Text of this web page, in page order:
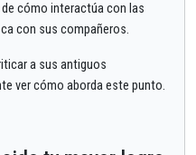
cómo interactúa con las
con sus compañeros.
a sus antiguos
ver cómo aborda este punto.